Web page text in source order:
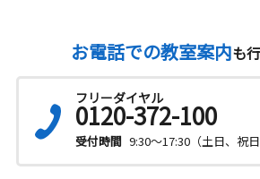
お電話での教室案内も
フリーダイヤル
0120-372-100
受付時間 9:30～17:30（土日、祝日